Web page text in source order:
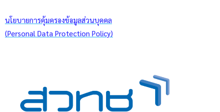
นโยบายการคุ้มครองข้อมูลส่วนบุคคล
(Personal Data Protection Policy)